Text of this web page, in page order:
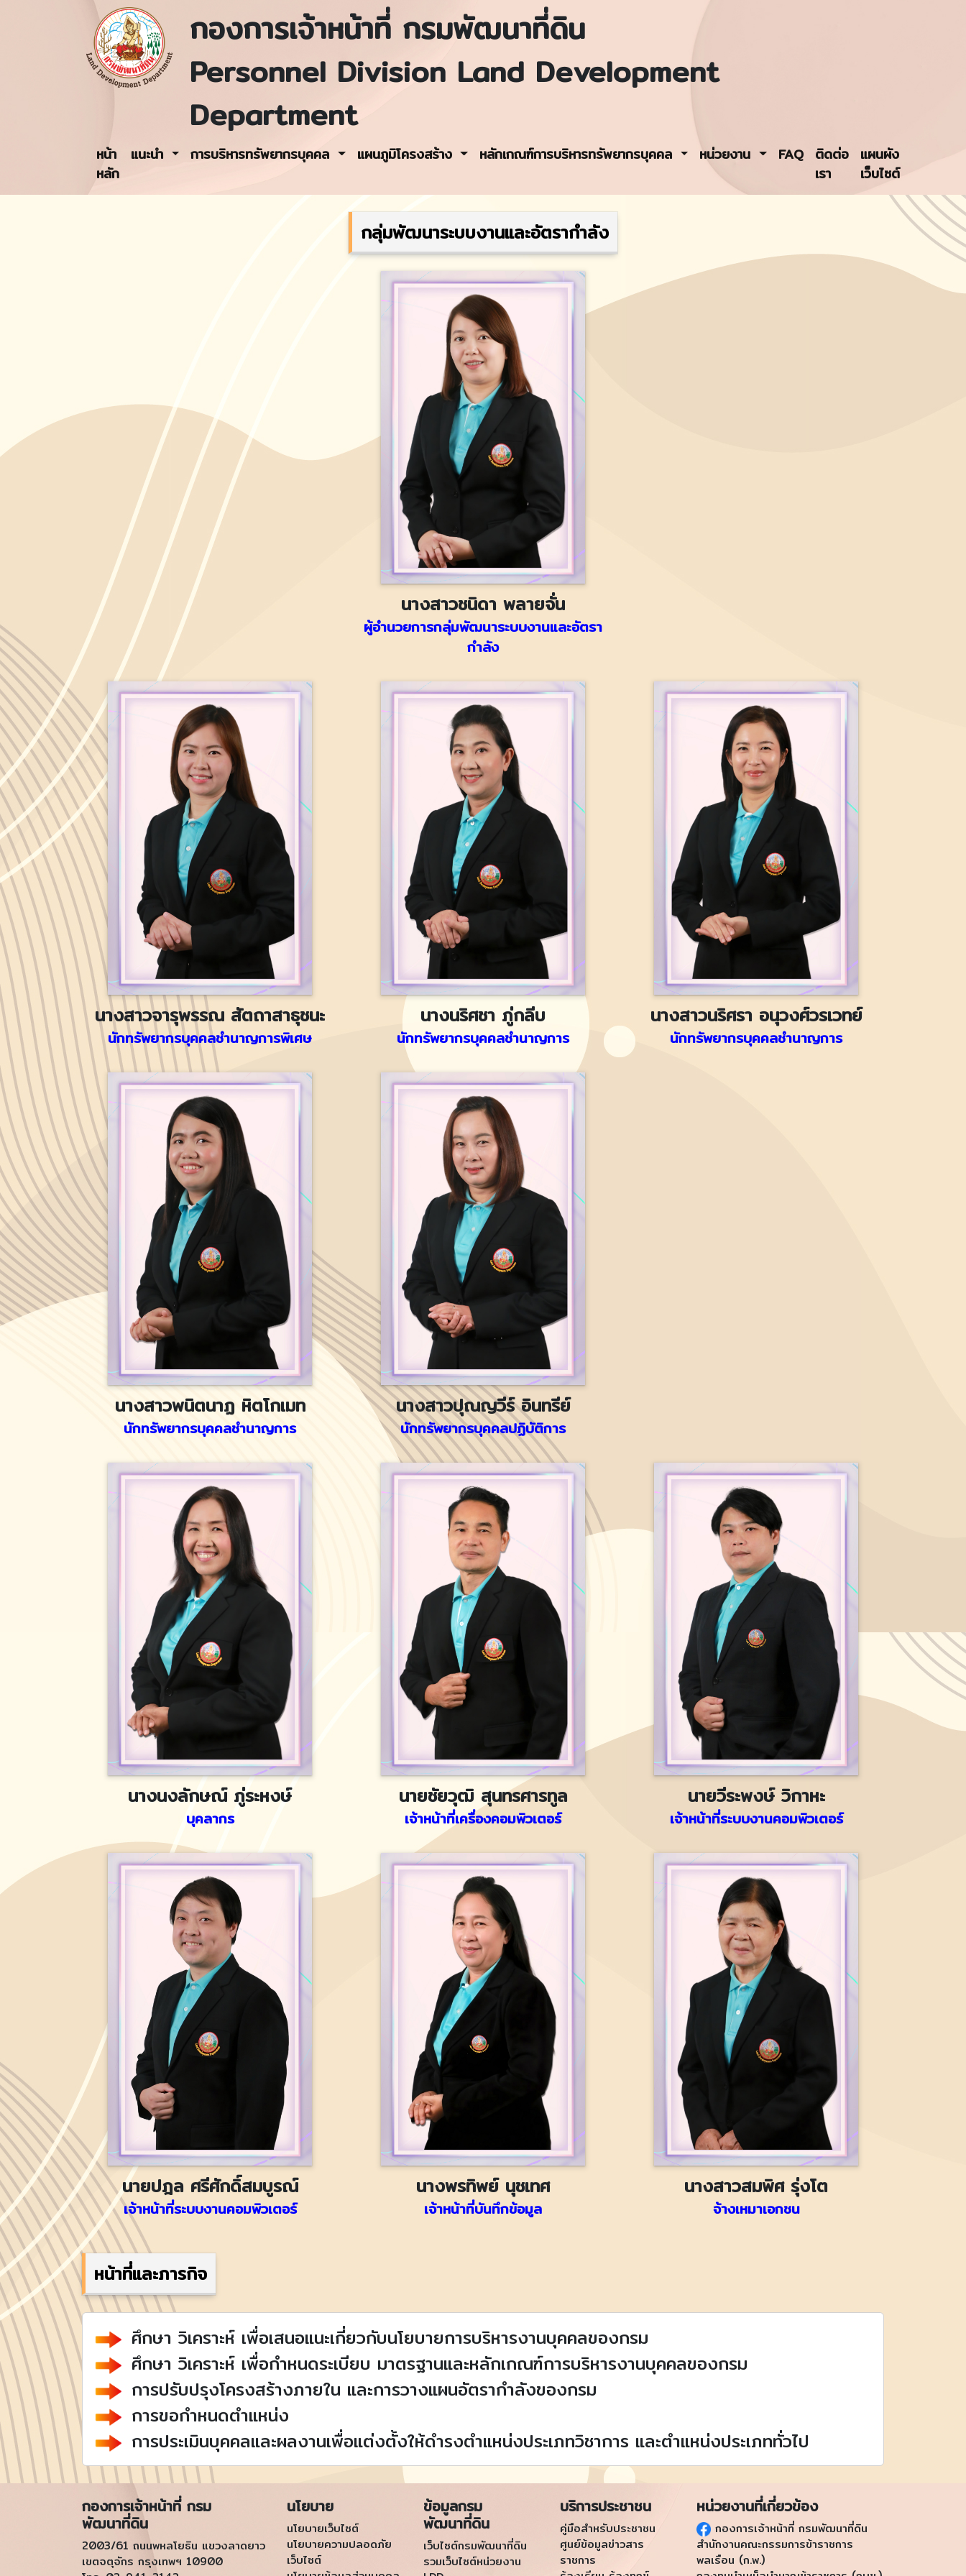
กองการเจ้าหน้าที่ กรมพัฒนาที่ดิน
Personnel Division Land Development
Department
หน้า
หลัก
แนะนำ การบริหารทรัพยากรบุคคล แผนภูมิโครงสร้าง หลักเกณฑ์การบริหารทรัพยากรบุคคล หน่วยงาน FAQ ติดต่อ
เรา
แผนผัง
เว็บไซต์
กลุ่มพัฒนาระบบงานและอัตรากำลัง
นางสาวชนิดา พลายจั่น
ผู้อำนวยการกลุ่มพัฒนาระบบงานและอัตรา
กำลัง
นางสาวจารุพรรณ สัตถาสาธุชนะ
นักทรัพยากรบุคคลชำนาญการพิเศษ
นางนริศชา ภู่กลีบ
นักทรัพยากรบุคคลชำนาญการ
นางสาวนริศรา อนุวงศ์วรเวทย์
นักทรัพยากรบุคคลชำนาญการ
นางสาวพนิตนาฏ หิตโกเมท
นักทรัพยากรบุคคลชำนาญการ
นางสาวปุณญวีร์ อินทรีย์
นักทรัพยากรบุคคลปฏิบัติการ
นางนงลักษณ์ ภู่ระหงษ์
บุคลากร
นายชัยวุฒิ สุนทรศารทูล
เจ้าหน้าที่เครื่องคอมพิวเตอร์
นายวีระพงษ์ วิกาหะ
เจ้าหน้าที่ระบบงานคอมพิวเตอร์
นายปฎล ศรีศักดิ์สมบูรณ์
เจ้าหน้าที่ระบบงานคอมพิวเตอร์
นางพรทิพย์ นุชเทศ
เจ้าหน้าที่บันทึกข้อมูล
นางสาวสมพิศ รุ่งโต
จ้างเหมาเอกชน
หน้าที่และภารกิจ
ศึกษา วิเคราะห์ เพื่อเสนอแนะเกี่ยวกับนโยบายการบริหารงานบุคคลของกรม
ศึกษา วิเคราะห์ เพื่อกำหนดระเบียบ มาตรฐานและหลักเกณฑ์การบริหารงานบุคคลของกรม
การปรับปรุงโครงสร้างภายใน และการวางแผนอัตรากำลังของกรม
การขอกำหนดตำแหน่ง
การประเมินบุคคลและผลงานเพื่อแต่งตั้งให้ดำรงตำแหน่งประเภทวิชาการ และตำแหน่งประเภททั่วไป
กองการเจ้าหน้าที่ กรม
พัฒนาที่ดิน
2003/61 ถนนพหลโยธิน แขวงลาดยาว
เขตจตุจักร กรุงเทพฯ 10900
นโยบาย
นโยบายเว็บไซต์
นโยบายความปลอดภัย
เว็บไซต์
ข้อมูลกรม
พัฒนาที่ดิน
เว็บไซต์กรมพัฒนาที่ดิน
รวมเว็บไซต์หน่วยงาน
บริการประชาชน
คู่มือสำหรับประชาชน
ศูนย์ข้อมูลข่าวสาร
ราชการ
หน่วยงานที่เกี่ยวข้อง
กองการเจ้าหน้าที่ กรมพัฒนาที่ดิน
สำนักงานคณะกรรมการข้าราชการ
พลเรือน (ก.พ.)